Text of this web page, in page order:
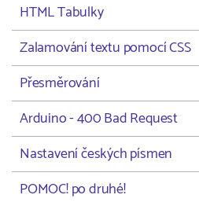
HTML Tabulky
Zalamování textu pomocí CSS
Přesměrování
Arduino - 400 Bad Request
Nastavení českých písmen
POMOC! po druhé!